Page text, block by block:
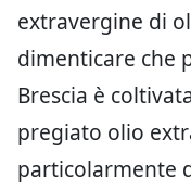
extravergine di
dimenticare che
Brescia è
pregiato olio
particolarmente